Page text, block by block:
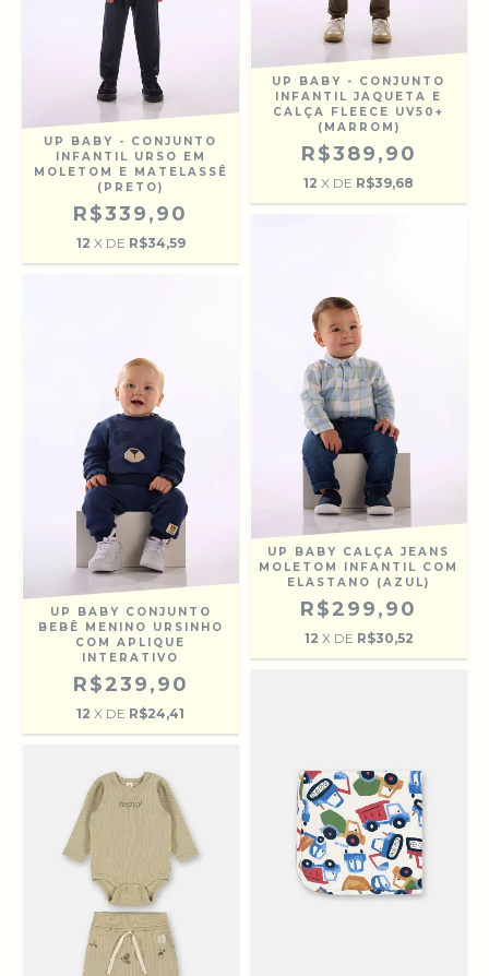
UP BABY - CONJUNTO
INFANTIL URSO EM
MOLETOM E MATELASSÊ
(PRETO)
R$339,90
12 X DE R$34,59
UP BABY - CONJUNTO
INFANTIL JAQUETA E
CALÇA FLEECE UV50+
(MARROM)
R$389,90
12 X DE R$39,68
UP BABY CONJUNTO
BEBÊ MENINO URSINHO
COM APLIQUE
INTERATIVO
R$239,90
12 X DE R$24,41
UP BABY CALÇA JEANS
MOLETOM INFANTIL COM
ELASTANO (AZUL)
R$299,90
12 X DE R$30,52